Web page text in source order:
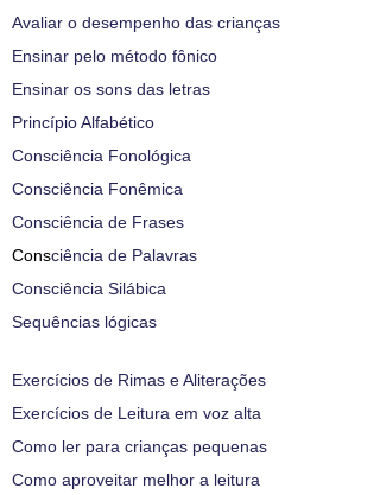
Avaliar o desempenho das crianças
Ensinar pelo método fônico
Ensinar os sons das letras
Princípio Alfabético
Consciência Fonológica
Consciência Fonêmica
Consciência de Frases
Consciência de Palavras
Consciência Silábica
Sequências lógicas
Exercícios de Rimas e Aliterações
Exercícios de Leitura em voz alta
Como ler para crianças pequenas
Como aproveitar melhor a leitura